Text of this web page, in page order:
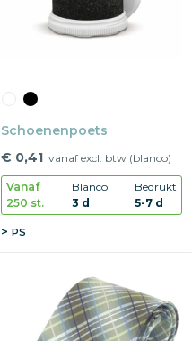
Schoenenpoets
€ 0,41 vanaf excl. btw (blanco)
Vanaf
250 st.
Blanco
3 d
Bedrukt
5-7 d
PS